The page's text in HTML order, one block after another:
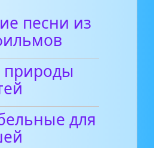
песни из
природы
для